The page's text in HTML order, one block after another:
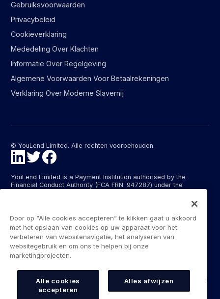
Gebruiksvoorwaarden
Privacybeleid
Cookieverklaring
Mededeling Over Klachten
Informatie Over Regelgeving
Algemene Voorwaarden Voor Betaalrekeningen
Verklaring Over Moderne Slavernij
© YouLend Limited. Alle rechten voorbehouden.
YouLend Limited is a Payment Institution authorised by the
Financial Conduct Authority (FCA FRN: 947287) under the
YouLend ApS is a Payment Institution authorised by the Danish
Financial Supervisory Authority (Finanstilsynet) (FTID 22048) for
the provision of payment services, and provides these payment
services in Denmark and in Germany and France under the EU’s
passporting regime.
provide include the opening and operating of settlement
accounts for merchants that are controlled by YouLend, to which
funds can be sent by sales processors or card processors for
the purpose of repaying the merchant financing.
Door op “Alle cookies accepteren” te klikken gaat u akkoord
met het opslaan van cookies op uw apparaat voor het
verbeteren van websitenavigatie, het analyseren van
websitegebruik en om ons te helpen bij onze
marketingprojecten.
Alle cookies
accepteren
Alles afwijzen